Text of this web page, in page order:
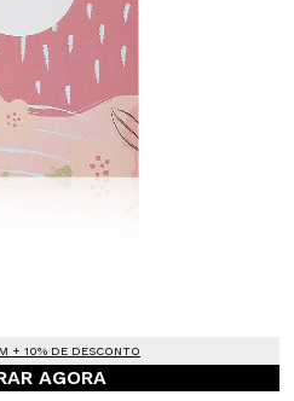
+ 10% DE DESCONTO
AGORA